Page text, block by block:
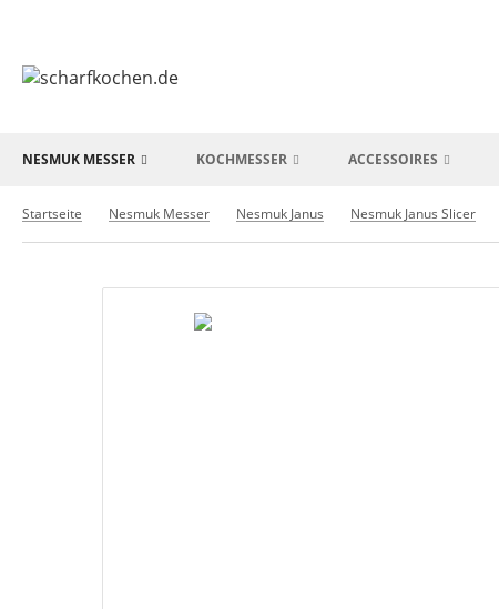
NESMUK MESSER KOCHMESSER ACCESSOIRES
Startseite Nesmuk Messer Nesmuk Janus Nesmuk Janus Slicer